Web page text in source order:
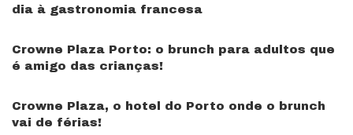
dia à gastronomia francesa
Crowne Plaza Porto: o brunch para adultos que
é amigo das crianças!
Crowne Plaza, o hotel do Porto onde o brunch
vai de férias!